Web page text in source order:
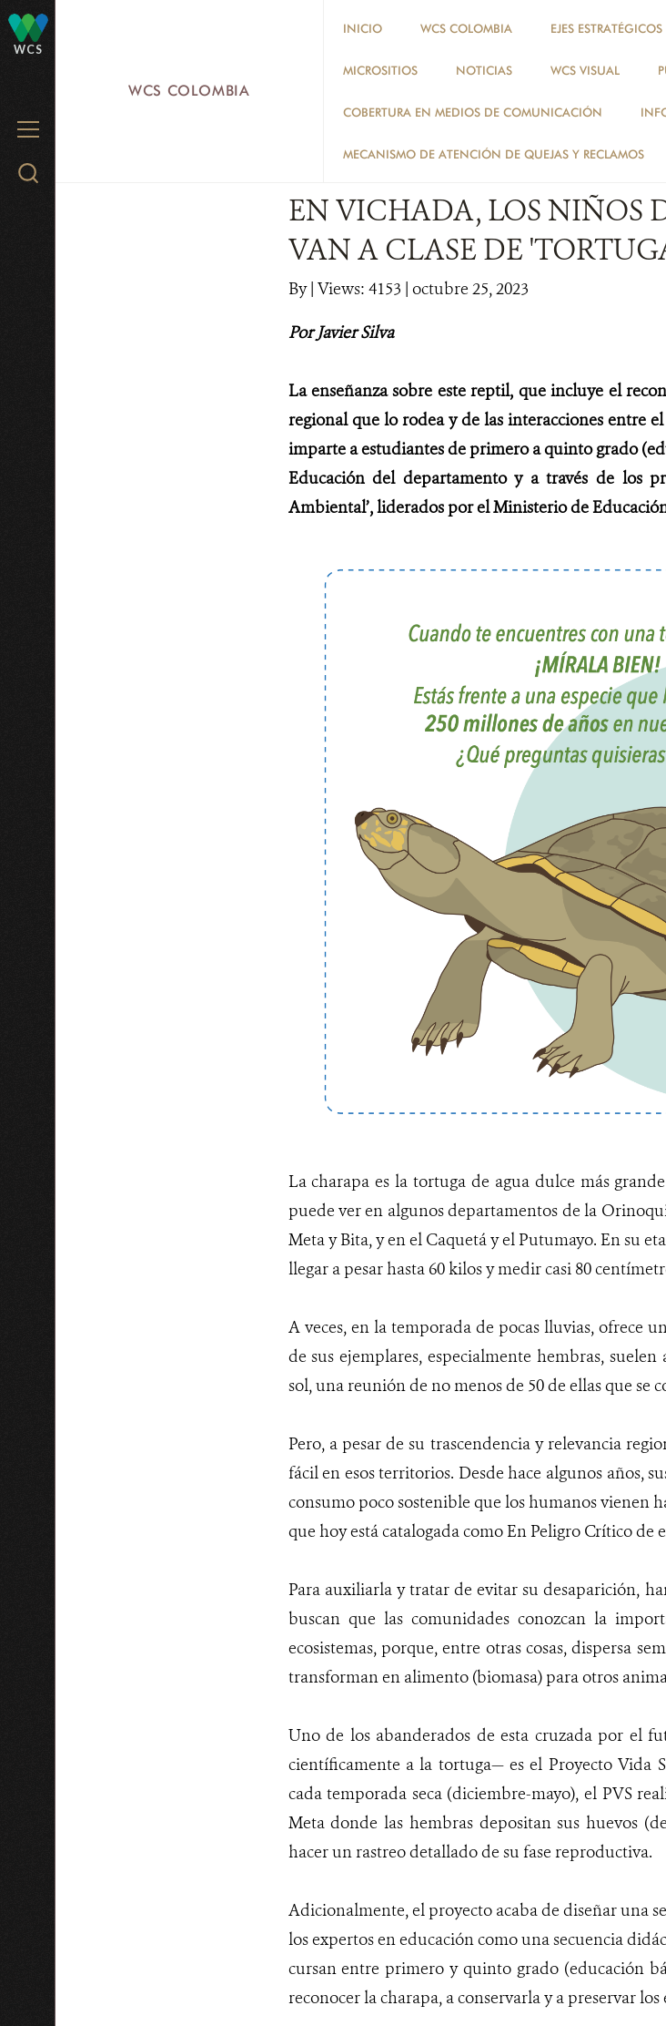
WCS
MENU
Search
WCS COLOMBIA
INICIO WCS COLOMBIA EJES ESTRATÉGICOS
MICROSITIOS NOTICIAS WCS VISUAL
COBERTURA EN MEDIOS DE COMUNICACIÓN
MECANISMO DE ATENCIÓN DE QUEJAS Y RECLAMOS
EN VICHADA, LOS NIÑOS
VAN A CLASE DE
By| Views: 4153 | octubre 25, 2023
Por Javier Silva
La enseñanza sobre este reptil, que incluye el
regional que lo rodea y de las interacciones entre
imparte a estudiantes de primero a quinto grado
Educación del departamento y a través de los
Ambiental’, liderados por el Ministerio de
La charapa es la tortuga de agua dulce más
puede ver en algunos departamentos de la
Meta y Bita, y en el Caquetá y el Putumayo. En su
llegar a pesar hasta 60 kilos y medir casi 80
A veces, en la temporada de pocas lluvias, ofrece
de sus ejemplares, especialmente hembras,
sol, una reunión de no menos de 50 de ellas que se
Pero, a pesar de su trascendencia y relevancia
fácil en esos territorios. Desde hace algunos años,
consumo poco sostenible que los humanos vienen
que hoy está catalogada como En Peligro Crítico de
Para auxiliarla y tratar de evitar su desaparición,
buscan que las comunidades conozcan la
ecosistemas, porque, entre otras cosas, dispersa
transforman en alimento (biomasa) para otros
Uno de los abanderados de esta cruzada por el
científicamente a la tortuga— es el Proyecto Vida
cada temporada seca (diciembre-mayo), el PVS
Meta donde las hembras depositan sus huevos
hacer un rastreo detallado de su fase reproductiva.
Adicionalmente, el proyecto acaba de diseñar una
los expertos en educación como una secuencia
cursan entre primero y quinto grado (educación
reconocer la charapa, a conservarla y a preservar